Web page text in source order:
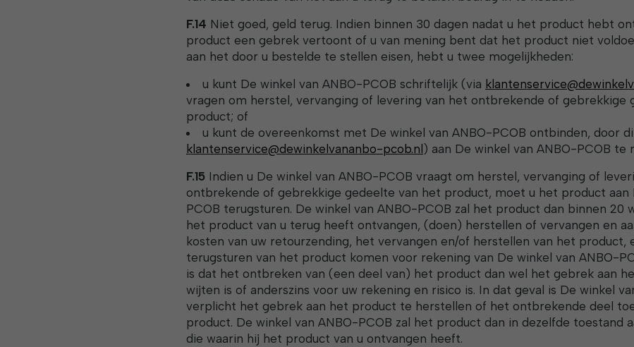
F.14 Niet goed, geld terug. Indien binnen 30 dagen nadat u het product hebt
product een gebrek vertoont of u van mening bent dat het product niet
aan het door u bestelde te stellen eisen, hebt u twee mogelijkheden:
u kunt De winkel van ANBO-PCOB schriftelijk (via
vragen om herstel, vervanging of levering van het ontbrekende of gebrekkige
product; of
u kunt de overeenkomst met De winkel van ANBO-PCOB ontbinden, door
klantenservice@dewinkelvananbo-pcob.nl ) aan De winkel van ANBO-PCOB te
F.15 Indien u De winkel van ANBO-PCOB vraagt om herstel, vervanging of
ontbrekende of gebrekkige gedeelte van het product, moet u het product aan
PCOB terugsturen. De winkel van ANBO-PCOB zal het product dan binnen 20
het product van u terug heeft ontvangen, (doen) herstellen of vervangen en
kosten van uw retourzending, het vervangen en/of herstellen van het product,
terugsturen van het product komen voor rekening van De winkel van ANBO-
is dat het ontbreken van (een deel van) het product dan wel het gebrek aan
wijten is of anderszins voor uw rekening en risico is. In dat geval is De winkel
verplicht het gebrek aan het product te herstellen of het ontbrekende deel
product. De winkel van ANBO-PCOB zal het product dan in dezelfde toestand
die waarin hij het product van u ontvangen heeft.